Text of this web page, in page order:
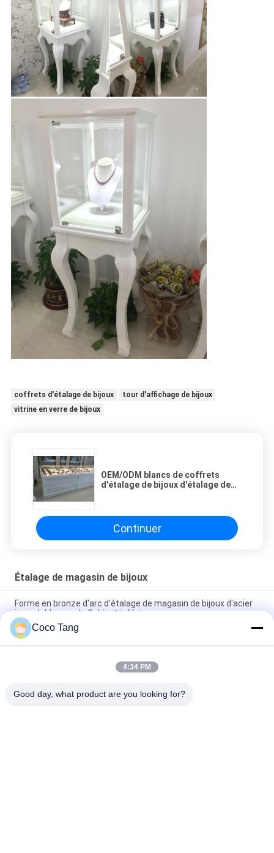
coffrets d'étalage de bijoux
tour d'affichage de bijoux
vitrine en verre de bijoux
OEM/ODM blancs de coffrets
d'étalage de bijoux d'étalage de
Continuer
Étalage de magasin de bijoux
Forme en bronze d'arc d'étalage de magasin de bijoux d'acier
inoxydable avec le Cabinet inférieur
Affichage en bronze de magasin d'étalage de magasin de
bijoux SS304 pour le verre de montre
Étalage titanique de magasin de bijoux de noir d'ODM avec la
Coco Tang
4:34 PM
Good day, what product are you looking for?